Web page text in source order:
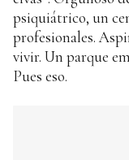
psiquiátrico, un
profesionales.
vivir. Un parque
Pues eso.